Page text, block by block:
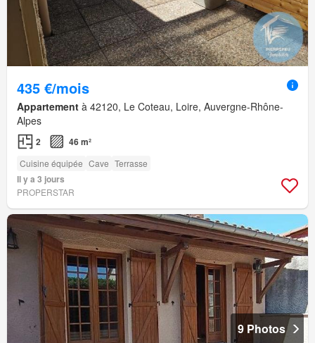
435 €/mois
Appartement à 42120, Le Coteau, Loire, Auvergne-Rhône-
Alpes
2 46 m²
Cuisine équipée Cave Terrasse
Il y a 3 jours
PROPERSTAR
9 Photos